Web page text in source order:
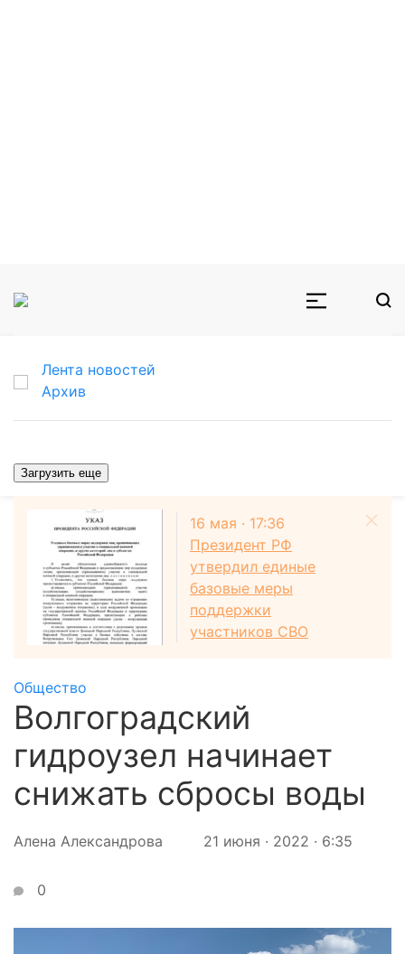
Лента новостей
Архив
Загрузить еще
16 мая · 17:36
Президент РФ
утвердил единые
базовые меры
поддержки
участников СВО
Общество
Волгоградский
гидроузел начинает
снижать сбросы воды
Алена Александрова 21 июня · 2022 · 6:35
0